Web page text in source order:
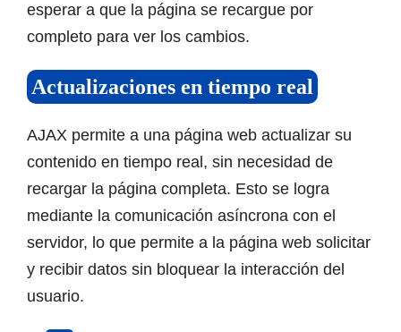
esperar a que la página se recargue por
completo para ver los cambios.
Actualizaciones en tiempo real
AJAX permite a una página web actualizar su
contenido en tiempo real, sin necesidad de
recargar la página completa. Esto se logra
mediante la comunicación asíncrona con el
servidor, lo que permite a la página web solicitar
y recibir datos sin bloquear la interacción del
usuario.